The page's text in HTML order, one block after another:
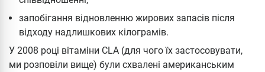
запобігання відновленню жирових запасів після
відходу надлишкових кілограмів.
У 2008 році вітаміни CLA (для чого їх застосовувати,
ми розповіли вище) були схвалені американським